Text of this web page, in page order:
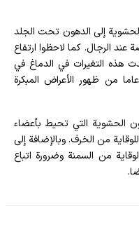
إلى الدهون تحت الجلد
عند الرجال. كما لاحظوا ارتفاع
هذه التغيرات في الدماغ في
المتوسط ​​في عمر 50 عاما أي قبل 15 عاما من ظهور الأعراض المبكرة
الحشوية التي تحيط بأعضاء
من الخرف. وبالإضافة إلى
من السمنة وضرورة اتباع